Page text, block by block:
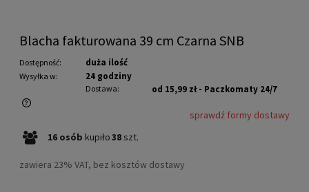
Blacha fakturowana 39 cm Czarna SNB
Dostępność: duża ilość
Wysyłka w: 24 godziny
Dostawa: od 15,99 zł - Paczkomaty 24/7
Cena nie zawiera ewentualnych kosztów płatności
sprawdź formy dostawy
16 osób kupiło38 szt.
zawiera 23% VAT, bez kosztów dostawy